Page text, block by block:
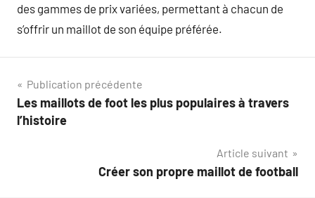
des gammes de prix variées, permettant à chacun de
s’offrir un maillot de son équipe préférée.
Navigation
de
Publication précédente
Les maillots de foot les plus populaires à travers
l’histoire
Article suivant
Créer son propre maillot de football